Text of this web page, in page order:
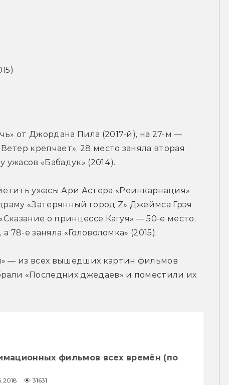
от Джордана Пила (2017-й), на 27-м —
крепчает», 28 место заняла вторая
«Бабадук» (2014).
ужасы Ари Астера «Реинкарнация»
«Затерянный город Z» Джеймса Грэя
о принцессе Кагуя» — 50-е место.
78-е заняла «Головоломка» (2015).
— из всех вышедших картин фильмов
«Последних джедаев» и поместили их
фильмов всех времён (по
31631